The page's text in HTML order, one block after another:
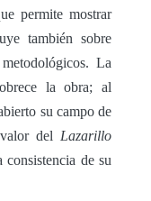
permite mostrar
también sobre
La
la obra; al
su campo de
del Lazarillo
de su